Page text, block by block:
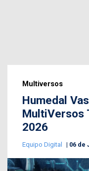
Multiversos
Humedal
MultiVersos
2026
Equipo Digital 06 de